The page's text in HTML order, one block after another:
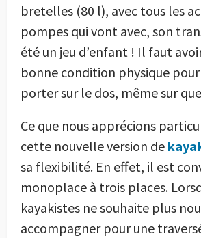
bretelles (80 l), avec tous les
pompes qui vont avec, son
été un jeu d’enfant ! Il faut
bonne condition physique
porter sur le dos, même sur
Ce que nous apprécions
cette nouvelle version de
sa flexibilité. En effet, il est
monoplace à trois places.
kayakistes ne souhaite plus
accompagner pour une